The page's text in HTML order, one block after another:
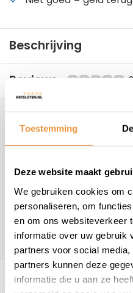
Toestemming
Deze website maakt
We gebruiken cookies om
personaliseren, om
en om ons websiteverkeer
informatie over uw gebruik
partners voor social
partners kunnen deze
informatie die u aan ze
Beschrijving
Reviews
Hoe kunnen wij je
info@artsloten.nl
157 klanten geven een
Recent bekeken